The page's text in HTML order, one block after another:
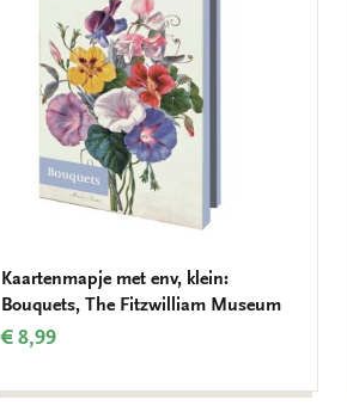
Kaartenmapje met env, klein:
Bouquets, The Fitzwilliam Museum
€ 8,99